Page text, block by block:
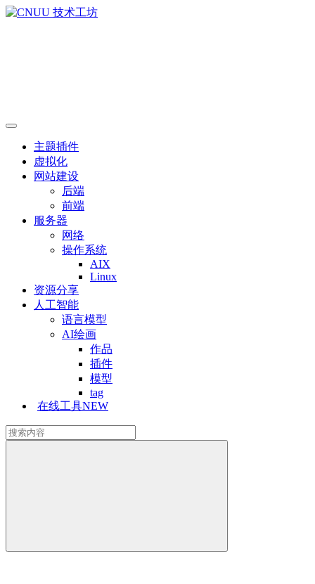
主题插件
虚拟化
网站建设
后端
前端
服务器
网络
操作系统
AIX
Linux
资源分享
人工智能
语言模型
AI绘画
作品
插件
模型
tag
在线工具NEW